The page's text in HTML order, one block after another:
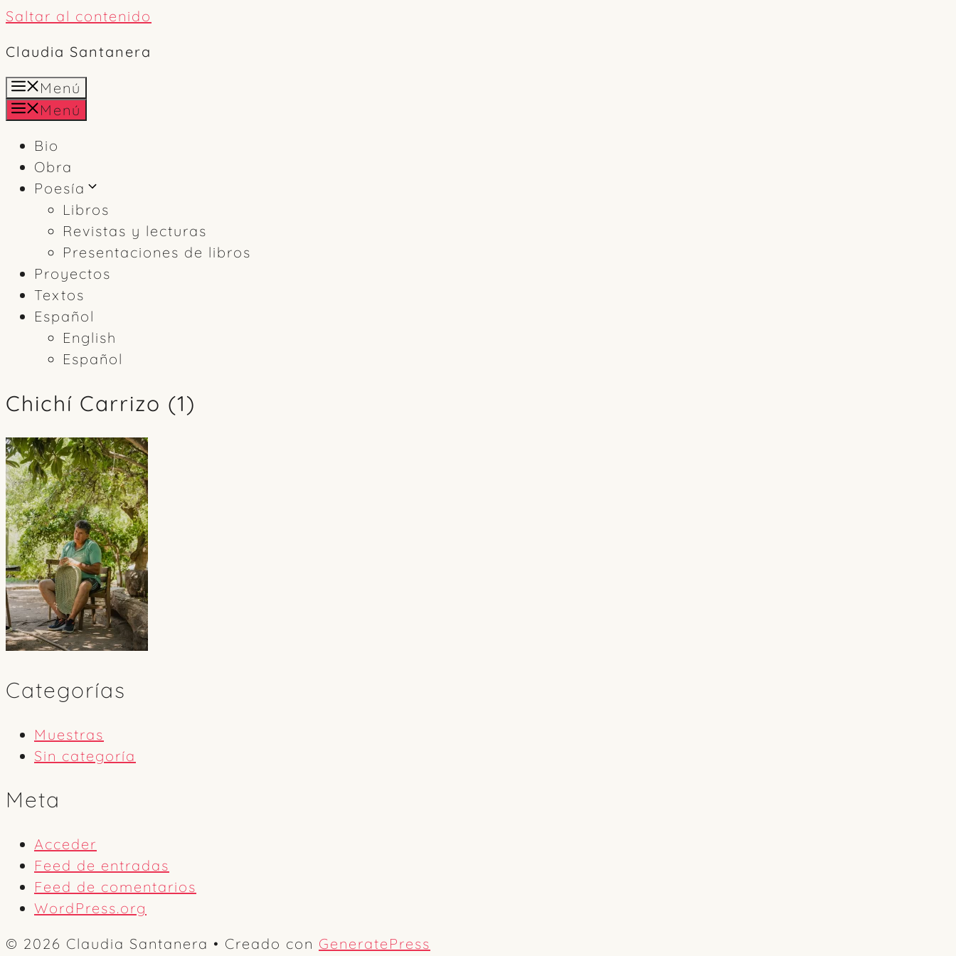
Saltar al contenido
Claudia Santanera
Menú
Menú
Bio
Obra
Poesía
Libros
Revistas y lecturas
Presentaciones de libros
Proyectos
Textos
Español
English
Español
Chichí Carrizo (1)
Categorías
Muestras
Sin categoría
Meta
Acceder
Feed de entradas
Feed de comentarios
WordPress.org
© 2026 Claudia Santanera • Creado con GeneratePress